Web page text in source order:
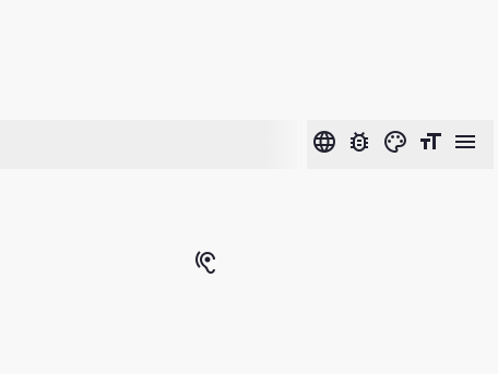
language bug_report color_lens format_size menu
hearing